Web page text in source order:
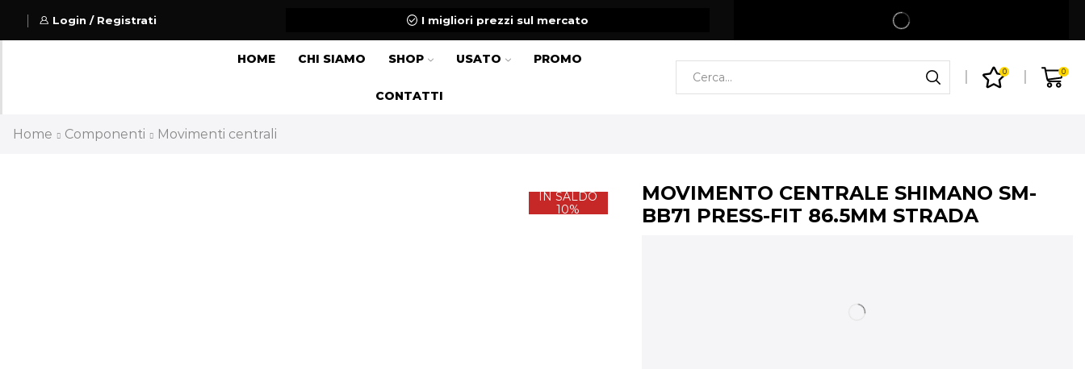
Login / Registrati I migliori prezzi sul mercato Spedizione gratuita per ordini superiori a 99€
HOME CHI SIAMO SHOP USATO PROMO
CONTATTI
0 0
Home Componenti Movimenti centrali
IN SALDO
10%
MOVIMENTO CENTRALE SHIMANO SM-
BB71 PRESS-FIT 86.5MM STRADA